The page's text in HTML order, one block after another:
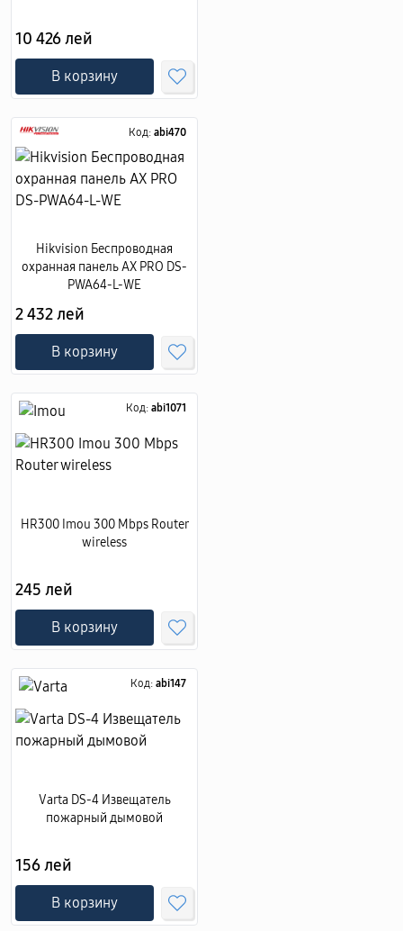
10 426 лей
В корзину
Код: abi470
Hikvision Беспроводная
охранная панель AX PRO DS-
PWA64-L-WE
2 432 лей
В корзину
Код: abi1071
HR300 Imou 300 Mbps Router
wireless
245 лей
В корзину
Код: abi147
Varta DS-4 Извещатель
пожарный дымовой
156 лей
В корзину